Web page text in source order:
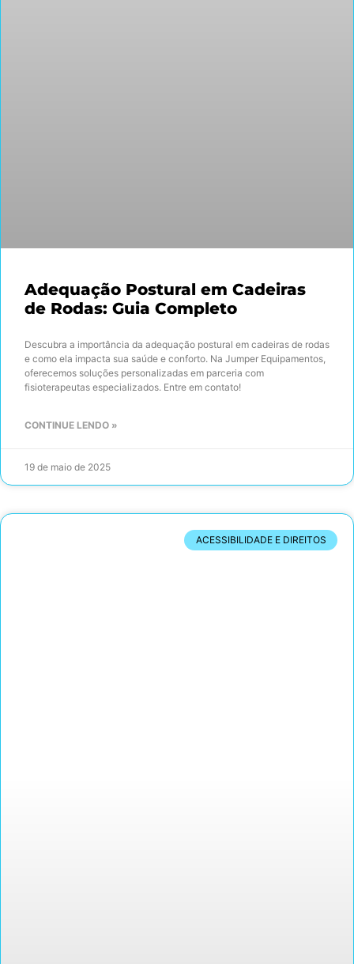
Adequação Postural em Cadeiras
de Rodas: Guia Completo
Descubra a importância da adequação postural em cadeiras de rodas
e como ela impacta sua saúde e conforto. Na Jumper Equipamentos,
oferecemos soluções personalizadas em parceria com
fisioterapeutas especializados. Entre em contato!
CONTINUE LENDO »
19 de maio de 2025
ACESSIBILIDADE E DIREITOS